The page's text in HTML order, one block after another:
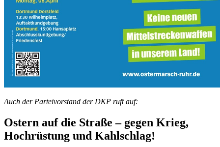
Auch der Parteivorstand der DKP ruft auf:
Ostern auf die Straße – gegen Krieg,
Hochrüstung und Kahlschlag!